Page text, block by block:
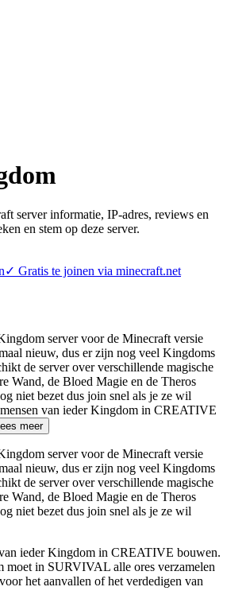
server informatie, IP-adres, reviews en
en stem op deze server.
✓ Gratis te joinen via minecraft.net
server voor de Minecraft versie
nieuw, dus er zijn nog veel Kingdoms
de server over verschillende magische
Wand, de Bloed Magie en de Theros
niet bezet dus join snel als je ze wil
van ieder Kingdom in CREATIVE
meer
server voor de Minecraft versie
nieuw, dus er zijn nog veel Kingdoms
de server over verschillende magische
Wand, de Bloed Magie en de Theros
niet bezet dus join snel als je ze wil
ieder Kingdom in CREATIVE bouwen.
moet in SURVIVAL alle ores verzamelen
het aanvallen of het verdedigen van